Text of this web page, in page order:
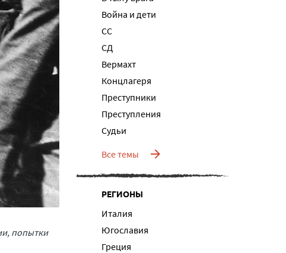
попытки
Война и дети
СС
СД
Вермахт
Концлагеря
Преступники
Преступления
Судьи
Все темы
РЕГИОНЫ
Италия
Югославия
Греция